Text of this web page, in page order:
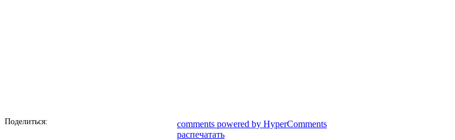
Поделиться:
comments powered by HyperComments
распечатать